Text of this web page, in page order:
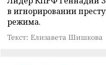
в игнорировании
режима.
Текст: Елизавета Шишкова